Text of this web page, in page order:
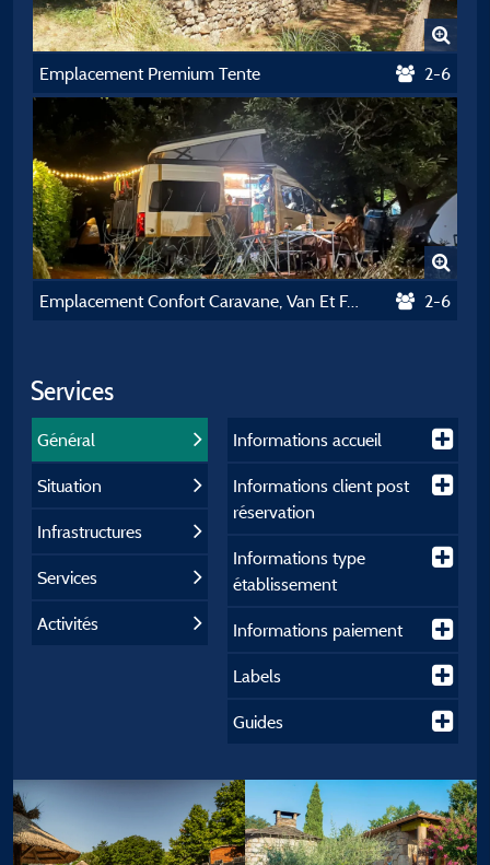
Emplacement Premium Tente 2-6
Emplacement Confort Caravane, Van Et Fourgon 2-6
Services
Général
Situation
Infrastructures
Services
Activités
Informations accueil
Informations client post
réservation
Informations type
établissement
Informations paiement
Labels
Guides